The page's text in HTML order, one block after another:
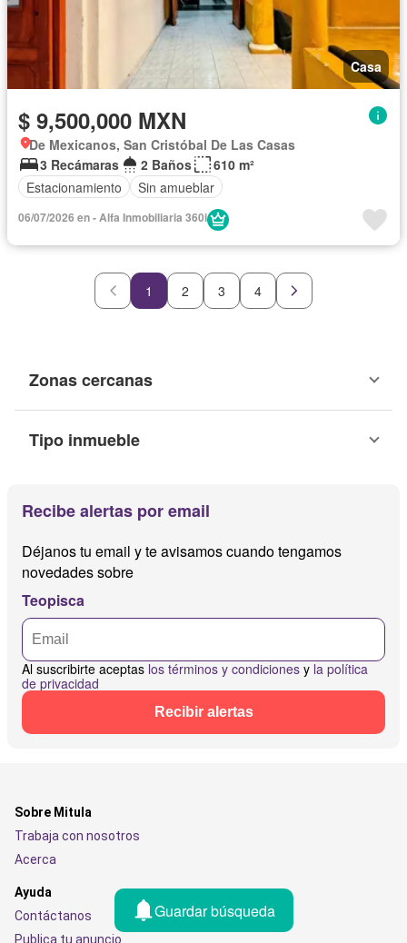
Casa
$ 9,500,000 MXN
De Mexicanos, San Cristóbal De Las Casas
3 Recámaras
2 Baños
610 m²
Estacionamiento
Sin amueblar
06/07/2026 en - Alfa Inmobiliaria 360i
1 2 3 4
Zonas cercanas
Tipo inmueble
Recibe alertas por email
Déjanos tu email y te avisamos cuando tengamos
novedades sobre
Teopisca
Al suscribirte aceptas los términos y condiciones y la política
de privacidad
Recibir alertas
Guardar búsqueda
Sobre Mitula
Trabaja con nosotros
Acerca
Ayuda
Contáctanos
Publica tu anuncio